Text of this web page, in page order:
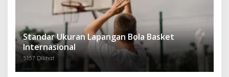
Standar Ukuran Lapangan Bola Basket
Internasional
5157 Dilihat